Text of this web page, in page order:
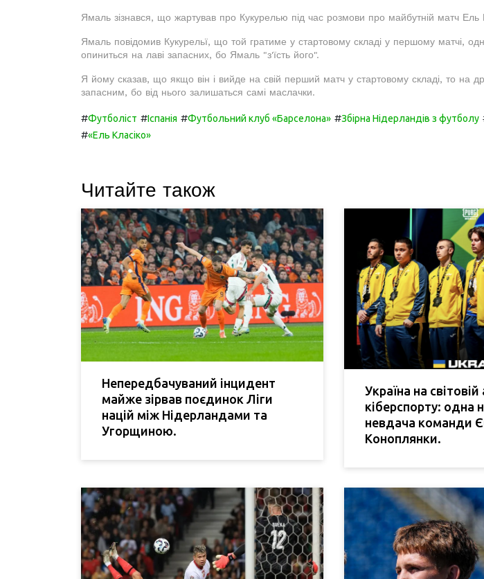
Ямаль зізнався, що жартував про Кукурелью під час розмови про майбутній матч Ель
Ямаль повідомив Кукурельї, що той гратиме у стартовому складі у першому матчі,
опиниться на лаві запасних, бо Ямаль "з'їсть його".
Я йому сказав, що якщо він і вийде на свій перший матч у стартовому складі, то на
запасним, бо від нього залишаться самі маслачки.
#Футболіст #Іспанія #Футбольний клуб «Барселона» #Збірна Нідерландів з футболу
#«Ель Класіко»
Читайте також
Непередбачуваний інцидент
майже зірвав поєдинок Ліги
націй між Нідерландами та
Угорщиною.
Україна на світовій
кіберспорту: одна
невдача команди
Коноплянки.